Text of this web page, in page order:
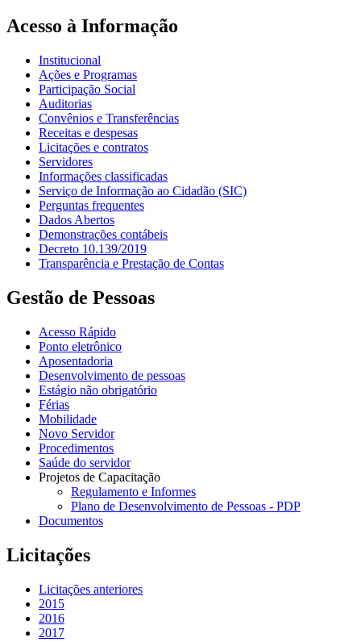
Acesso à Informação
Institucional
Ações e Programas
Participação Social
Auditorias
Convênios e Transferências
Receitas e despesas
Licitações e contratos
Servidores
Informações classificadas
Serviço de Informação ao Cidadão (SIC)
Perguntas frequentes
Dados Abertos
Demonstrações contábeis
Decreto 10.139/2019
Transparência e Prestação de Contas
Gestão de Pessoas
Acesso Rápido
Ponto eletrônico
Aposentadoria
Desenvolvimento de pessoas
Estágio não obrigatório
Férias
Mobilidade
Novo Servidor
Procedimentos
Saúde do servidor
Projetos de Capacitação
Regulamento e Informes
Plano de Desenvolvimento de Pessoas - PDP
Documentos
Licitações
Licitações anteriores
2015
2016
2017